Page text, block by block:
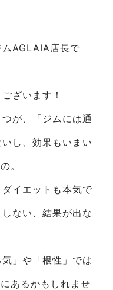
AGLAIA店長で
ざいます！
が、「ジムには通
し、効果もいまい
。
イエットも本気で
ない、結果が出な
」や「根性」では
あるかもしれませ